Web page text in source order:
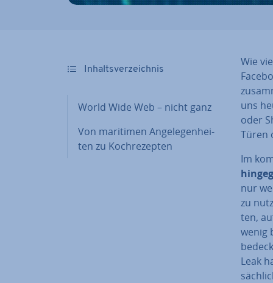
In­halts­ver­zeich­nis
World Wide Web – nicht ganz
Von maritimen An­ge­le­gen­hei­
ten zu Koch­re­zep­ten
Wie
uns
oder
Türen
Im
nur
zu
ten,
wenig
Leak